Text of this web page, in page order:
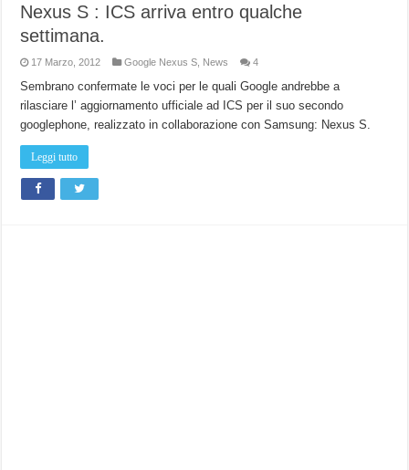
Nexus S : ICS arriva entro qualche
settimana.
17 Marzo, 2012 Google Nexus S News 4
Sembrano confermate le voci per le quali Google andrebbe a
rilasciare l’ aggiornamento ufficiale ad ICS per il suo secondo
googlephone, realizzato in collaborazione con Samsung: Nexus S.
Leggi tutto